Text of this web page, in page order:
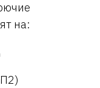
на: